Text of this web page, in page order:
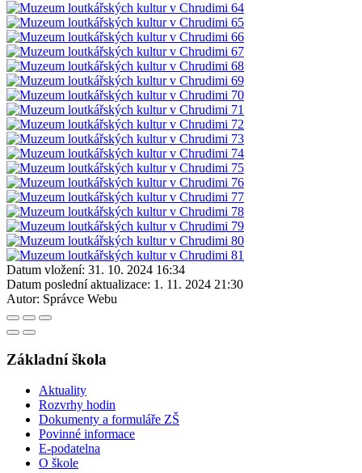
Datum vložení: 31. 10. 2024 16:34
Datum poslední aktualizace: 1. 11. 2024 21:30
Autor: Správce Webu
Základní škola
Aktuality
Rozvrhy hodin
Dokumenty a formuláře ZŠ
Povinné informace
E-podatelna
O škole